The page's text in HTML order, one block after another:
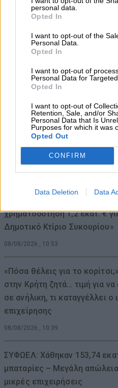
personal data.
Opted In
I want to opt-out of the
Personal Data.
Opted In
I want to opt-out of
Personal Data for
Opted In
I want to opt-out of
Retention, Sale, and/or
Personal Data that Is
Purposes for which it was
Opted Out
CONFIRM
Data Deletion Data
08/08/2026 , 15:47
Η Ελλάδα χάνει το τρένο των
Εκτός top 50 την ώρα που
Τουρκία, Ρουμανία,
Μακεδονία και Αλβανία
08/08/2026 , 12:40
Συναγερμός για φωτιά σε
Αμπελώνα
08/08/2026 , 12:05
Χρ. Καπετάνος: «Ένα αίτημα
χρηματοδότηση 1,2 εκατ. €
Δημοτικό Κτίριο Συκουρίου»
08/08/2026 , 10:53
«Πόσα θέλεις για το
στην Κρήτη ζητά… τιμή για να
σε ανήλικη, τι καταγγέλλει ο
επιχείρησης
08/08/2026 , 10:39
ΣΥΦΩΕΛ: Χάθηκαν 153,74
μπαταρίες – Μεγάλη απώλεια
μικρές επιχειρήσεις